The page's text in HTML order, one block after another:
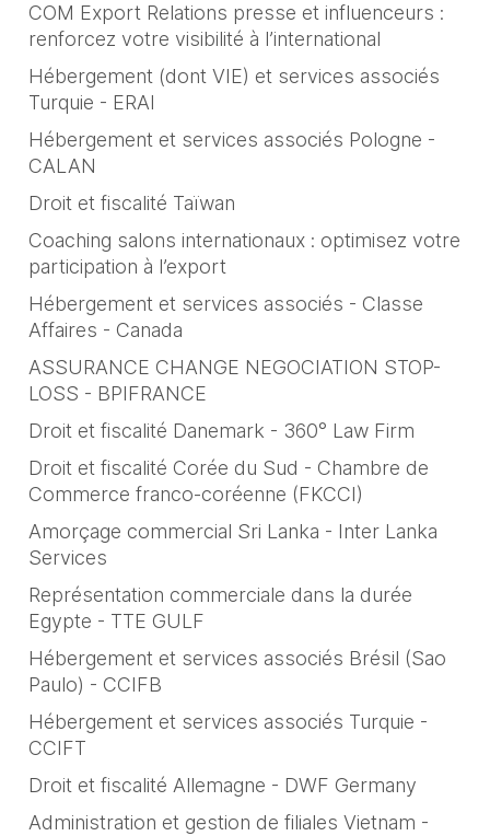
COM Export Relations presse et influenceurs :
renforcez votre visibilité à l’international
Hébergement (dont VIE) et services associés
Turquie - ERAI
Hébergement et services associés Pologne -
CALAN
Droit et fiscalité Taïwan
Coaching salons internationaux : optimisez votre
participation à l’export
Hébergement et services associés - Classe
Affaires - Canada
ASSURANCE CHANGE NEGOCIATION STOP-
LOSS - BPIFRANCE
Droit et fiscalité Danemark - 360° Law Firm
Droit et fiscalité Corée du Sud - Chambre de
Commerce franco-coréenne (FKCCI)
Amorçage commercial Sri Lanka - Inter Lanka
Services
Représentation commerciale dans la durée
Egypte - TTE GULF
Hébergement et services associés Brésil (Sao
Paulo) - CCIFB
Hébergement et services associés Turquie -
CCIFT
Droit et fiscalité Allemagne - DWF Germany
Administration et gestion de filiales Vietnam -